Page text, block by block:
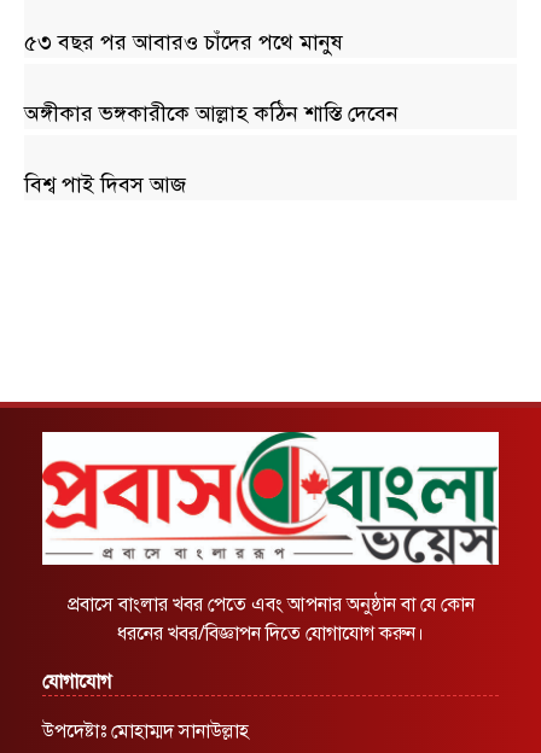
৫৩ বছর পর আবারও চাঁদের পথে মানুষ
অঙ্গীকার ভঙ্গকারীকে আল্লাহ কঠিন শাস্তি দেবেন
বিশ্ব পাই দিবস আজ
প্রবাসে বাংলার খবর পেতে এবং আপনার অনুষ্ঠান বা যে কোন
ধরনের খবর/বিজ্ঞাপন দিতে যোগাযোগ করুন।
যোগাযোগ
উপদেষ্টাঃ মোহাম্মদ সানাউল্লাহ